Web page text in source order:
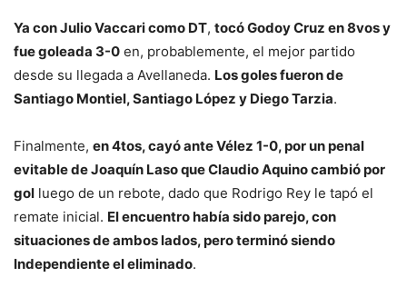
Ya con Julio Vaccari como DT, tocó Godoy Cruz en 8vos y
fue goleada 3-0 en, probablemente, el mejor partido
desde su llegada a Avellaneda. Los goles fueron de
Santiago Montiel, Santiago López y Diego Tarzia.
Finalmente, en 4tos, cayó ante Vélez 1-0, por un penal
evitable de Joaquín Laso que Claudio Aquino cambió por
gol luego de un rebote, dado que Rodrigo Rey le tapó el
remate inicial. El encuentro había sido parejo, con
situaciones de ambos lados, pero terminó siendo
Independiente el eliminado.